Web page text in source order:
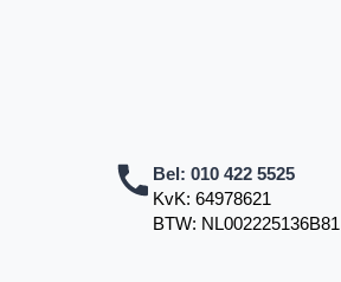
Bel: 010 422 5525
KvK: 64978621
BTW: NL002225136B81